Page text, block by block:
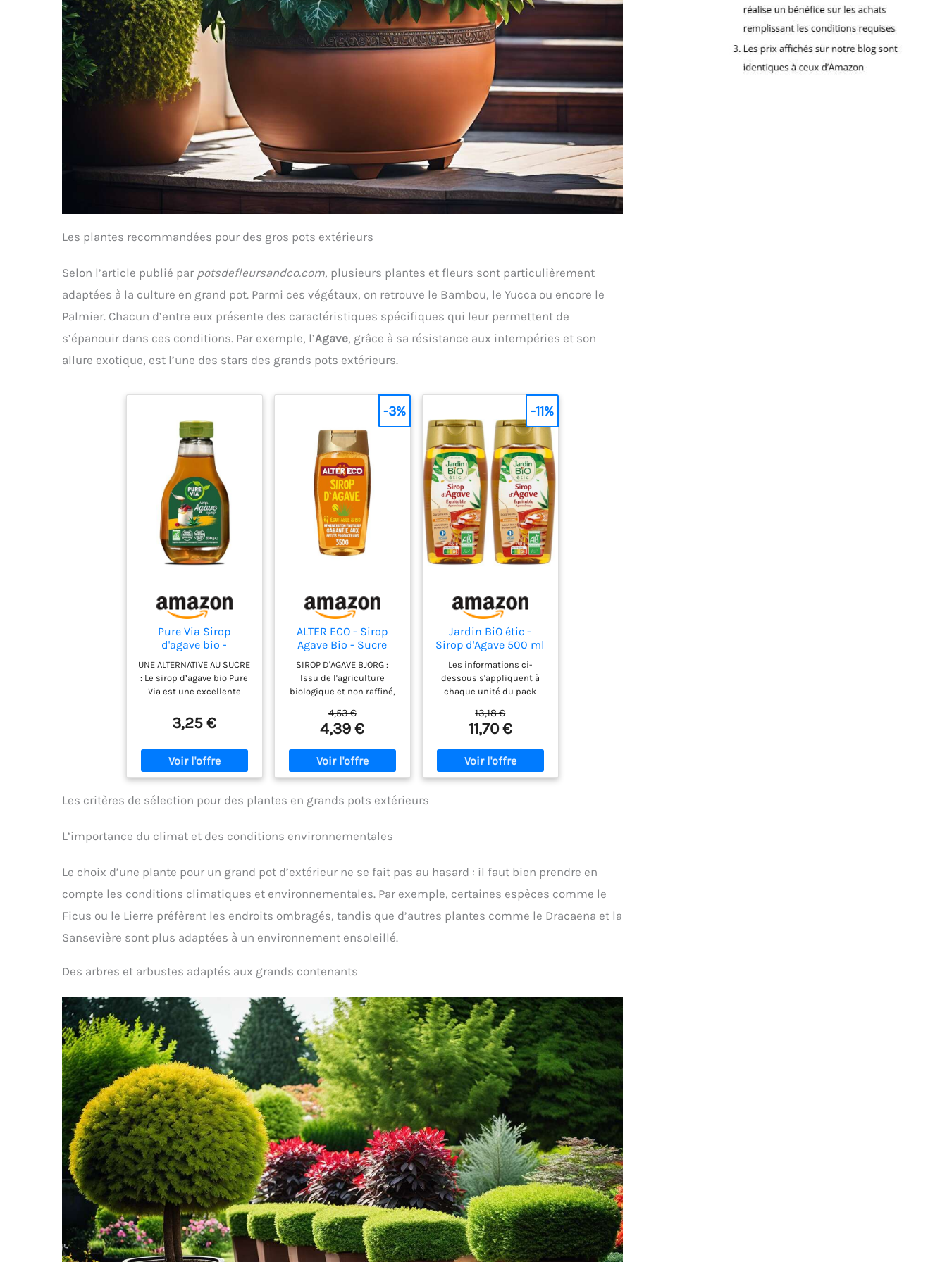
Les plantes recommandées pour des gros pots extérieurs
Selon l’article publié par potsdefleursandco.com, plusieurs plantes et fleurs sont particulièrement
adaptées à la culture en grand pot. Parmi ces végétaux, on retrouve le Bambou, le Yucca ou encore le
Palmier. Chacun d’entre eux présente des caractéristiques spécifiques qui leur permettent de
s’épanouir dans ces conditions. Par exemple, l’Agave, grâce à sa résistance aux intempéries et son
allure exotique, est l’une des stars des grands pots extérieurs.
Pure Via Sirop
d'agave bio -
Alternative au sucre
100% d'origine
naturelle- 330g
UNE ALTERNATIVE AU SUCRE
: Le sirop d’agave bio Pure
Via est une excellente
classique. Il allie un
pouvoir sucrant élevé à un
100 % D’ORIGINE
NATURELLE : Appelé « eau
Aztèques, le sirop d’agave
Mexique. IDÉAL POUR
sirop d’agave dans vos
boissons chaudes, vos
ou vos fruits. Faites-vous
plaisir avec moins de
calories! BIO : Le sirop
certifié biologique, il est
et vegan.
3,25 €
ALTER ECO - Sirop
Agave Bio - Sucre
d'Origine Naturelle
(Fructose) - Non
Raffiné - Haut
Pouvoir Sucrant -
350 g
SIROP D'AGAVE BJORG :
Issu de l'agriculture
biologique et non raffiné,
permet de sucrer toutes
les préparations que vous
naturelle. Il peut être
utilisé pour remplacer le
DU SIROP D'AGAVE : Riche
saveur intense et offre un
en faisant monter la
glycémie plus lentement
que les produits à base de
100 % NATUREL : Ce produit
sucrant est fabriqué à
que la sève d'une variété
Mexique où il est parfois
surnommé "eau de miel".
COMMENT SAVOURER LE
SIROP D'AGAVE ? : Le sirop
d'agave peut être utilisé
pour sucrer vos yaourts et
boissons chaudes ou
froides, ou bien pour
remplacer le sucre ou le
miel dans vos plats
sucrés et salés. BIO ET
VÉGÉTALE DEPUIS
TOUJOURS : Pionnière du
bio grand public depuis
1988, Bjorg propose des
alternatives végétales et
gourmandes aux aliments
traditionnels, pour vous
régaler tout en
augmentant la part de
4,53 €
4,39 €
-3%
Jardin BiO étic -
Sirop d'Agave 500 ml
(Lot de 2)
Les informations ci-
dessous s'appliquent à
chaque unité du pack
Conditionné dans notre
atelier de Perigny (17)
13,18 €
11,70 €
-11%
Les critères de sélection pour des plantes en grands pots extérieurs
L’importance du climat et des conditions environnementales
Le choix d’une plante pour un grand pot d’extérieur ne se fait pas au hasard : il faut bien prendre en
compte les conditions climatiques et environnementales. Par exemple, certaines espèces comme le
Ficus ou le Lierre préfèrent les endroits ombragés, tandis que d’autres plantes comme le Dracaena et la
Sansevière sont plus adaptées à un environnement ensoleillé.
Des arbres et arbustes adaptés aux grands contenants